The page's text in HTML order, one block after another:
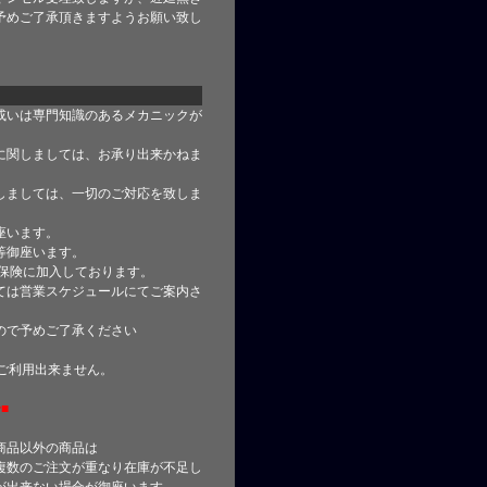
ご了承頂きますようお願い致し
は専門知識のあるメカニックが
しましては、お承り出来かねま
しては、一切のご対応を致しま
ます。
座います。
に加入しております。
営業スケジュールにてご案内さ
で予めご了承ください
用出来ません。
品以外の商品は
のご注文が重なり在庫が不足し